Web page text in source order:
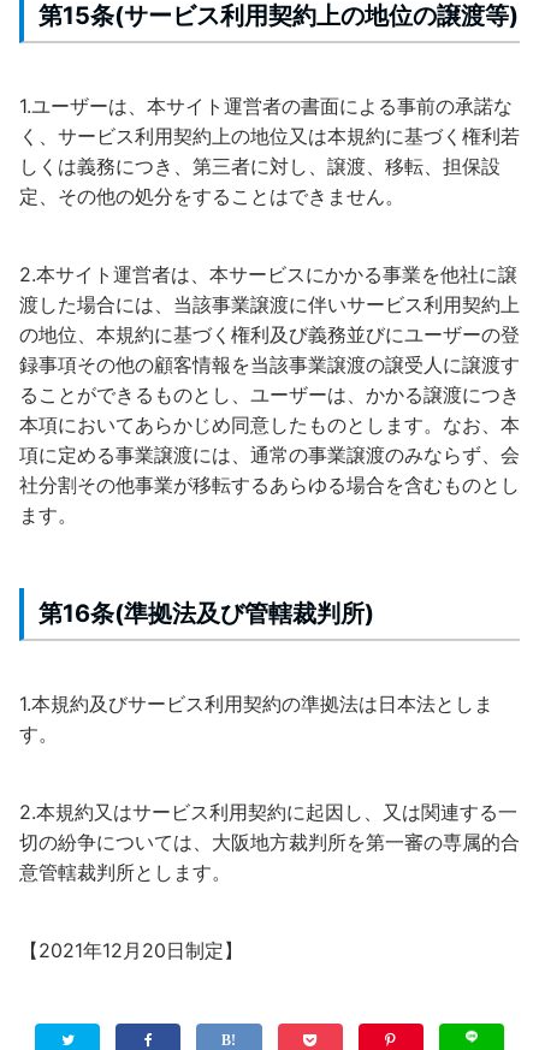
第15条(サービス利用契約上の地位の譲渡等)
1.ユーザーは、本サイト運営者の書面による事前の承諾な
く、サービス利用契約上の地位又は本規約に基づく権利若
しくは義務につき、第三者に対し、譲渡、移転、担保設
定、その他の処分をすることはできません。
2.本サイト運営者は、本サービスにかかる事業を他社に譲
渡した場合には、当該事業譲渡に伴いサービス利用契約上
の地位、本規約に基づく権利及び義務並びにユーザーの登
録事項その他の顧客情報を当該事業譲渡の譲受人に譲渡す
ることができるものとし、ユーザーは、かかる譲渡につき
本項においてあらかじめ同意したものとします。なお、本
項に定める事業譲渡には、通常の事業譲渡のみならず、会
社分割その他事業が移転するあらゆる場合を含むものとし
ます。
第16条(準拠法及び管轄裁判所)
1.本規約及びサービス利用契約の準拠法は日本法としま
す。
2.本規約又はサービス利用契約に起因し、又は関連する一
切の紛争については、大阪地方裁判所を第一審の専属的合
意管轄裁判所とします。
【2021年12月20日制定】